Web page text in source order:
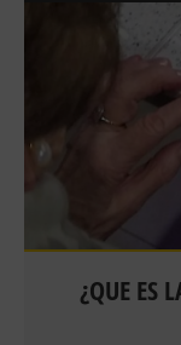
PSICOLOGÍA CLÍNICA
¿QUE ES